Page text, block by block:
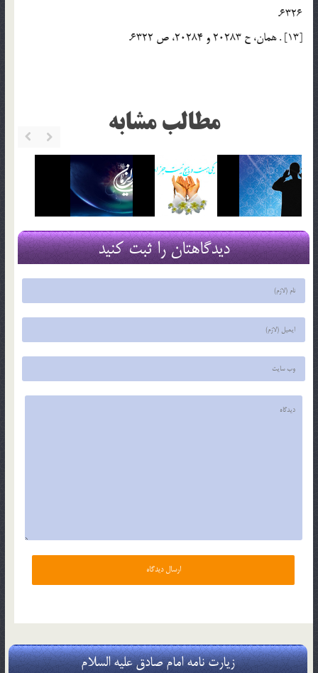
6326.
[13] . همان، ح 20283 و 20284، ص 6322.
مطالب مشابه
دیدگاهتان را ثبت کنید
زیارت نامه امام صادق علیه السلام